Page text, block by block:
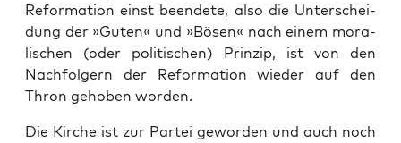
Refor­ma­ti­on einst been­de­te, also die Unter­schei­
dung der »Guten« und »Bösen« nach einem mora­
li­schen (oder poli­ti­schen) Prin­zip, ist von den
Nach­fol­gern der Refor­ma­ti­on wie­der auf den
Thron geho­ben worden.
Die Kir­che ist zur Par­tei gewor­den und auch noch